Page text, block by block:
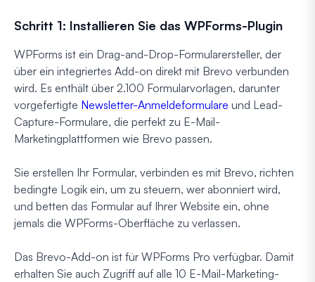
Schritt 1: Installieren Sie das WPForms-Plugin
WPForms ist ein Drag-and-Drop-Formularersteller, der
über ein integriertes Add-on direkt mit Brevo verbunden
wird. Es enthält über 2.100 Formularvorlagen, darunter
vorgefertigte Newsletter-Anmeldeformulare und Lead-
Capture-Formulare, die perfekt zu E-Mail-
Marketingplattformen wie Brevo passen.
Sie erstellen Ihr Formular, verbinden es mit Brevo, richten
bedingte Logik ein, um zu steuern, wer abonniert wird,
und betten das Formular auf Ihrer Website ein, ohne
jemals die WPForms-Oberfläche zu verlassen.
Das Brevo-Add-on ist für WPForms Pro verfügbar. Damit
erhalten Sie auch Zugriff auf alle 10 E-Mail-Marketing-